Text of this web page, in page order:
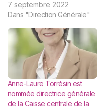
7 septembre 2022
Dans "Direction Générale"
Anne-Laure Torrésin est
nommée directrice générale
de la Caisse centrale de la